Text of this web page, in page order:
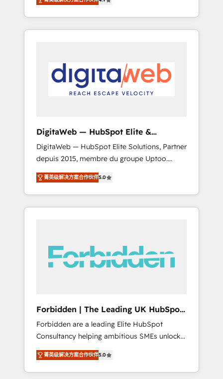
industries. With 150+ HubSpot-certified
experts, we deliver scalable solutions to
complex GTM and RevOps challenges. Our
smooth setup tailored to your GTM motion.
🔹 Migrations: Move from other CRMs to
HubSpot without data loss or downtime. 🔹
stack for better adoption. 🔹 Custom
Solutions: Build tailored apps, workflows, and
configurations. We are SOC 2 Type II and ISO
27001 certified, reinforcing our commitment
to data security and compliance. At
OneMetric, we help revenue teams focus on
the OneMetric that matters most: revenue.
DigitaWeb — HubSpot Elite &
Intégrations ERP
DigitaWeb — HubSpot Elite Solutions, Partner
depuis 2015, membre du groupe Uptoo.
Nous aidons les ETI et PME B2B à unifier
Marketing, Ventes et Service sur HubSpot
grâce à la Revenue Architecture : alignement
des équipes, pipeline prévisible, croissance
Shopify, Oneflow. 💻 Développements
custom : CRM UI Extensions (React),
B2B, Immobilier, Viticulture, Finance. 🚀 Nos
livrables : migration sécurisée,
implémentation Marketing + Sales + Service
Hub, synchronisation ERP ↔ HubSpot temps
réel, formation équipes. 🏆 +350 projets
livrés. Accrédités HubSpot CRM
菁英级解决方案合作伙伴5.0
Forbidden | The Leading UK HubSpot
Consultancy
Forbidden are a leading Elite HubSpot
Consultancy helping ambitious SMEs unlock
the full potential of HubSpot. Too many
businesses invest in HubSpot but never see
the ROI they expected due to poor adoption,
菁英级解决方案合作伙伴5.0